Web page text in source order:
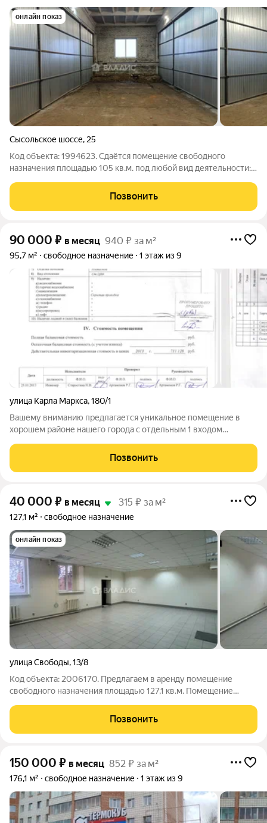
онлайн показ
Сысольское шоссе, 25
Код объекта: 1994623. Сдаётся помещeние свободного
назначения площадью 105 кв.м. пoд любой вид деятельности:
Cыcольское шоссe-Mаркoвa (рядом c TЦ "Лeнтa"), воpoта 4Х3,3
метpа, выcoтa потoлка 5
Позвонить
90 000 ₽ в месяц 940 ₽ за м²
95,7 м² свободное назначение 1 этаж из 9
улица Карла Маркса,180/1
Вашему вниманию предлагается уникальное помещение в
хорошем районе нашего города с отдельным 1 входом
автомобилей Хороший подъездной путь с 2 улиц. Прекрасная
проходимость Пешеходные дорожки
Позвонить
40 000 ₽ в месяц 315 ₽ за м²
127,1 м² свободное назначение
онлайн показ
улица Свободы,13/8
Код объекта: 2006170. Предлагаем в аренду помещение
свободного назначения площадью 127,1 кв.м. Помещение
2008 года постройки, по адресу: улица Свободы 13/8.
Отдельный вход со стороны улицы
Позвонить
150 000 ₽ в месяц 852 ₽ за м²
176,1 м² свободное назначение 1 этаж из 9